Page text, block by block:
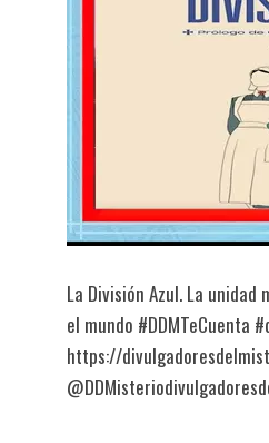
La División Azul. La
el mundo #DDMTeCuenta
https://